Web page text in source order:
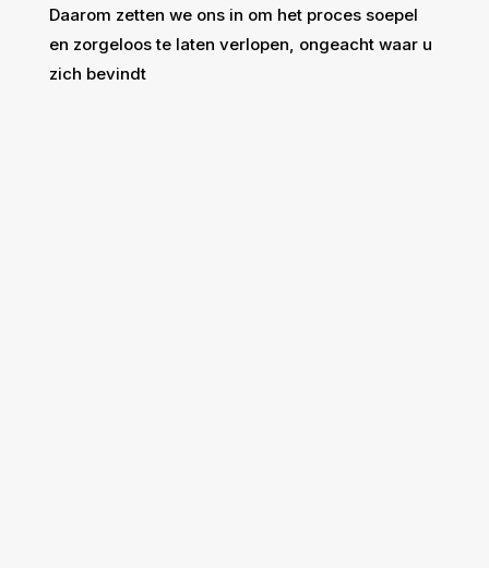
Daarom zetten we ons in om het proces soepel
en zorgeloos te laten verlopen, ongeacht waar u
zich bevindt